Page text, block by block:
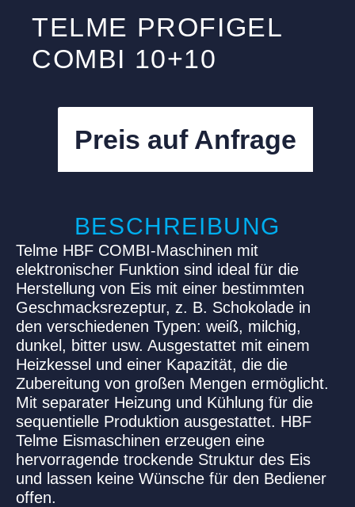
TELME PROFIGEL
COMBI 10+10
Preis auf Anfrage
BESCHREIBUNG
Telme HBF COMBI-Maschinen mit
elektronischer Funktion sind ideal für die
Herstellung von Eis mit einer bestimmten
Geschmacksrezeptur, z. B. Schokolade in
den verschiedenen Typen: weiß, milchig,
dunkel, bitter usw. Ausgestattet mit einem
Heizkessel und einer Kapazität, die die
Zubereitung von großen Mengen ermöglicht.
Mit separater Heizung und Kühlung für die
sequentielle Produktion ausgestattet. HBF
Telme Eismaschinen erzeugen eine
hervorragende trockende Struktur des Eis
und lassen keine Wünsche für den Bediener
offen.